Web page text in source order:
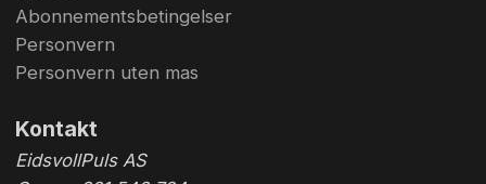
Abonnementsbetingelser
Personvern
Personvern uten mas
Kontakt
EidsvollPuls AS